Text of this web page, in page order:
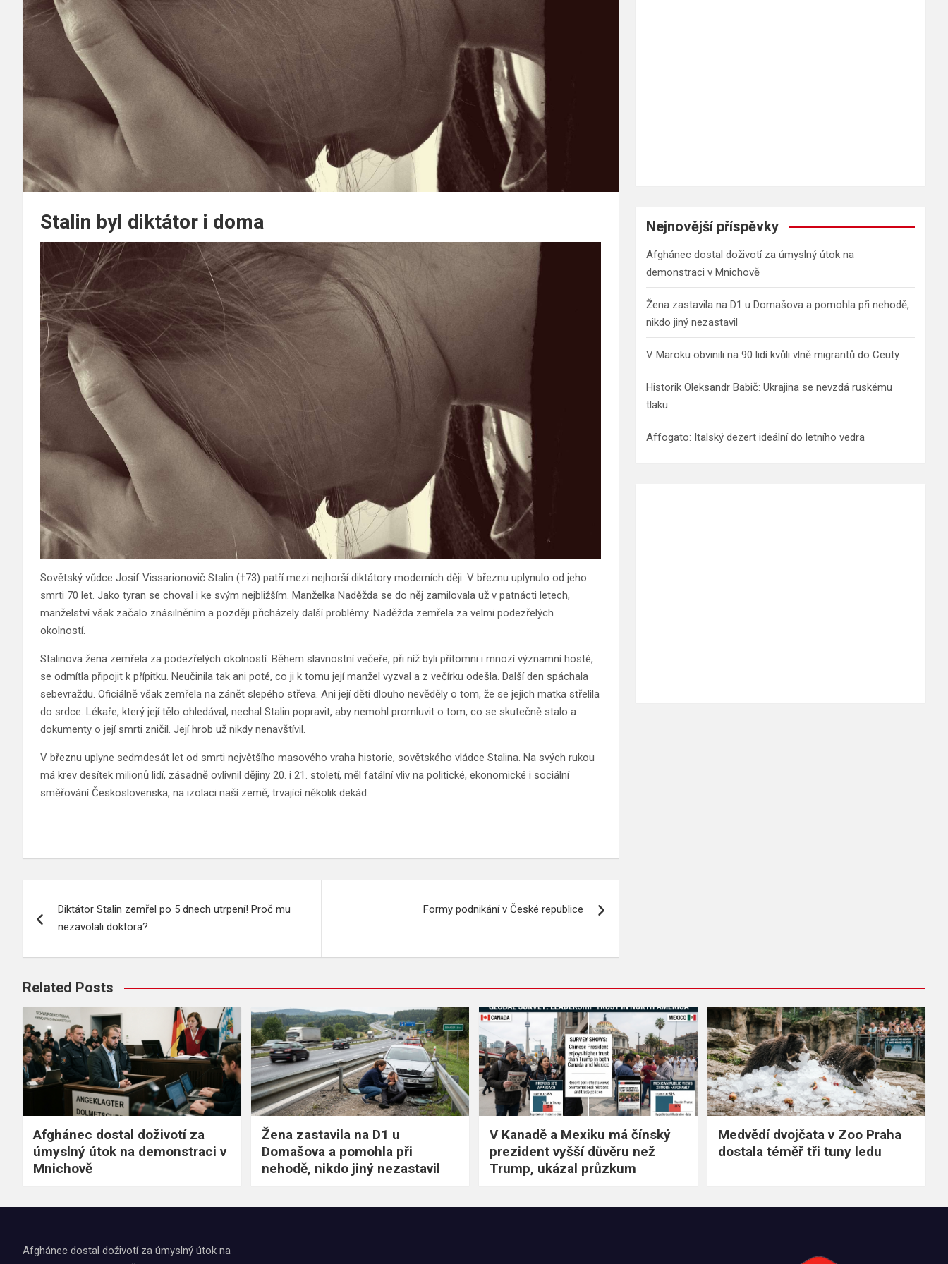
Stalin byl diktátor i doma
Sovětský vůdce Josif Vissarionovič Stalin (†73) patří mezi nejhorší diktátory moderních ději. V březnu uplynulo od jeho
smrti 70 let. Jako tyran se choval i ke svým nejbližším. Manželka Naděžda se do něj zamilovala už v patnácti letech,
manželství však začalo znásilněním a později přicházely další problémy. Naděžda zemřela za velmi podezřelých
okolností.
Stalinova žena zemřela za podezřelých okolností. Během slavnostní večeře, při níž byli přítomni i mnozí významní hosté,
se odmítla připojit k přípitku. Neučinila tak ani poté, co ji k tomu její manžel vyzval a z večírku odešla. Další den spáchala
sebevraždu. Oficiálně však zemřela na zánět slepého střeva. Ani její děti dlouho nevěděly o tom, že se jejich matka střelila
do srdce. Lékaře, který její tělo ohledával, nechal Stalin popravit, aby nemohl promluvit o tom, co se skutečně stalo a
dokumenty o její smrti zničil. Její hrob už nikdy nenavštívil.
V březnu uplyne sedmdesát let od smrti největšího masového vraha historie, sovětského vládce Stalina. Na svých rukou
má krev desítek milionů lidí, zásadně ovlivnil dějiny 20. i 21. století, měl fatální vliv na politické, ekonomické i sociální
směřování Československa, na izolaci naší země, trvající několik dekád.
pro
příspěvek
Diktátor Stalin zemřel po 5 dnech utrpení! Proč mu
nezavolali doktora?
Formy podnikání v České republice
Nejnovější příspěvky
Afghánec dostal doživotí za úmyslný útok na
demonstraci v Mnichově
Žena zastavila na D1 u Domašova a pomohla při nehodě,
nikdo jiný nezastavil
V Maroku obvinili na 90 lidí kvůli vlně migrantů do Ceuty
Historik Oleksandr Babič: Ukrajina se nevzdá ruskému
tlaku
Affogato: Italský dezert ideální do letního vedra
Related Posts
Afghánec dostal doživotí za
úmyslný útok na demonstraci v
Mnichově
Žena zastavila na D1 u
Domašova a pomohla při
nehodě, nikdo jiný nezastavil
V Kanadě a Mexiku má čínský
prezident vyšší důvěru než
Trump, ukázal průzkum
Medvědí dvojčata v Zoo Praha
dostala téměř tři tuny ledu
Afghánec dostal doživotí za úmyslný útok na